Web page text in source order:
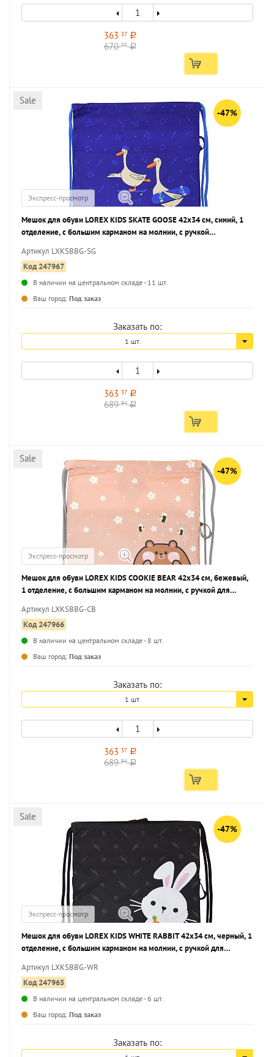
363 37 a
67077 a
Sale
-47%
Экспресс-просмотр
Мешок для обуви LOREX KIDS SKATE GOOSE 42x34 см, синий, 1
отделение, с большим карманом на молнии, с ручкой
Артикул LXKSBBG-SG
Код 247967
В наличии на центральном складе - 11 шт.
Ваш город: Под заказ
Заказать по:
1 шт.
363 37 a
68994 a
Sale
-47%
Экспресс-просмотр
Мешок для обуви LOREX KIDS COOKIE BEAR 42x34 см, бежевый,
1 отделение, с большим карманом на молнии, с ручкой для
Артикул LXKSBBG-CB
Код 247966
В наличии на центральном складе - 8 шт.
Ваш город: Под заказ
Заказать по:
1 шт.
363 37 a
68994 a
Sale
-47%
Экспресс-просмотр
Мешок для обуви LOREX KIDS WHITE RABBIT 42x34 см, черный, 1
отделение, с большим карманом на молнии, с ручкой для
Артикул LXKSBBG-WR
Код 247965
В наличии на центральном складе - 6 шт.
Ваш город: Под заказ
Заказать по: